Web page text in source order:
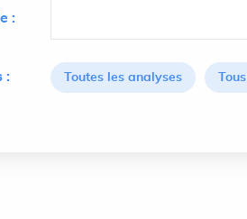
:
: Toutes les analyses